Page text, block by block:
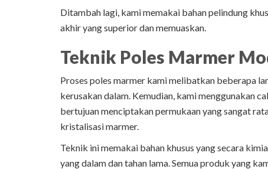
Ditambah lagi, kami memakai bahan pelindung
akhir yang superior dan memuaskan.
Teknik Poles Marmer
Proses poles marmer kami melibatkan beberapa
kerusakan dalam. Kemudian, kami menggunakan
bertujuan menciptakan permukaan yang sangat
kristalisasi marmer.
Teknik ini memakai bahan khusus yang secara
yang dalam dan tahan lama. Semua produk yang